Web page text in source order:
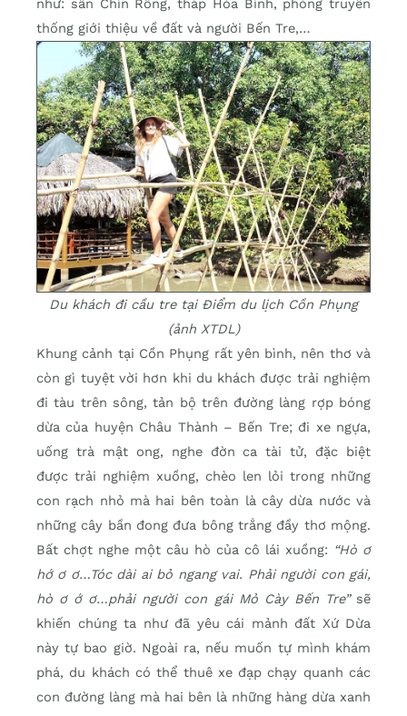
như: sân Chín Rồng, tháp Hòa Bình, phòng truyền
thống giới thiệu về đất và người Bến Tre,…
Du khách đi cầu tre tại Điểm du lịch Cồn Phụng
(ảnh XTDL)
Khung cảnh tại Cồn Phụng rất yên bình, nên thơ và
còn gì tuyệt vời hơn khi du khách được trải nghiệm
đi tàu trên sông, tản bộ trên đường làng rợp bóng
dừa của huyện Châu Thành – Bến Tre; đi xe ngựa,
uống trà mật ong, nghe đờn ca tài tử, đặc biệt
được trải nghiệm xuồng, chèo len lỏi trong những
con rạch nhỏ mà hai bên toàn là cây dừa nước và
những cây bần đong đưa bông trắng đầy thơ mộng.
Bất chợt nghe một câu hò của cô lái xuồng: “Hò ơ
hớ ơ ơ…Tóc dài ai bỏ ngang vai. Phải người con gái,
hò ơ ớ ơ…phải người con gái Mỏ Cày Bến Tre”sẽ
khiến chúng ta như đã yêu cái mảnh đất Xứ Dừa
này tự bao giờ. Ngoài ra, nếu muốn tự mình khám
phá, du khách có thể thuê xe đạp chạy quanh các
con đường làng mà hai bên là những hàng dừa xanh